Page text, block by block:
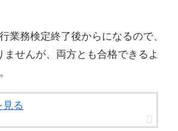
業務検定終了後からになるので、
ませんが、両方とも合格できるよ
見る